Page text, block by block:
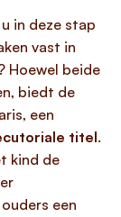
in deze stap
vast in
Hoewel beide
biedt de
een
titel.
kind de
een